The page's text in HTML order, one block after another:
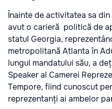
Înainte de activitatea sa
avut o carieră politică de
statul Georgia,
metropolitană Atlanta în
lungul mandatului său, a
Speaker al Camerei
Tempore, fiind cunoscut
reprezentanți ai ambelor